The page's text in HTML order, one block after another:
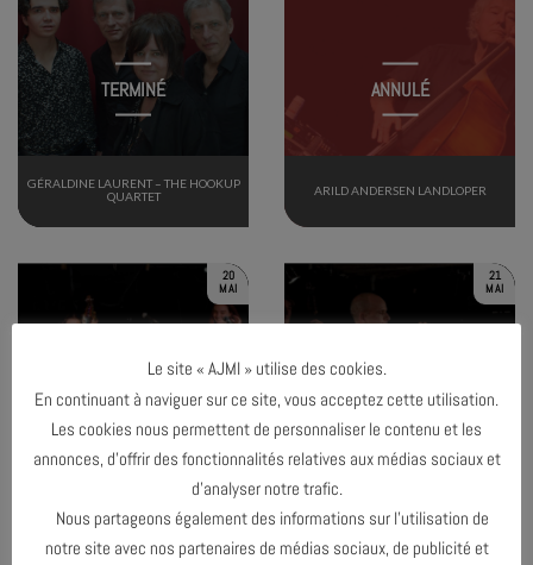
GÉRALDINE LAURENT – THE HOOKUP
QUARTET
TERMINÉ
ARILD ANDERSEN LANDLOPER
ANNULÉ
20
MAI
CONCERT DE L’U.E.O MUSIQUES
TERMINÉ
21
MAI
TERMINÉ
Le site « AJMI » utilise des cookies.
En continuant à naviguer sur ce site, vous acceptez cette utilisation.
Les cookies nous permettent de personnaliser le contenu et les
annonces, d’offrir des fonctionnalités relatives aux médias sociaux et
d’analyser notre trafic.
Nous partageons également des informations sur l’utilisation de
notre site avec nos partenaires de médias sociaux, de publicité et